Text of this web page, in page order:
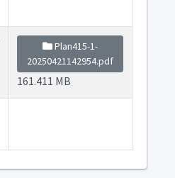
Plan415-1-
20250421142954.pdf
161.411 MB